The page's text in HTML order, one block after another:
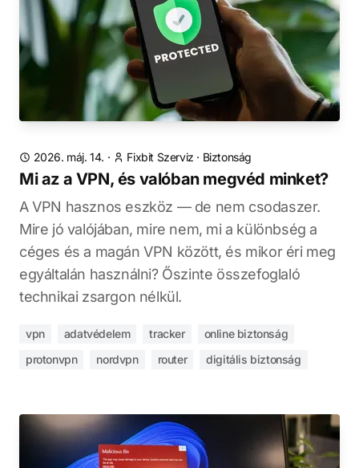
2026. máj. 14. · Fixbit Szerviz · Biztonság
Mi az a VPN, és valóban megvéd minket?
A VPN hasznos eszköz — de nem csodaszer.
Mire jó valójában, mire nem, mi a különbség a
céges és a magán VPN között, és mikor éri meg
egyáltalán használni? Őszinte összefoglaló
technikai zsargon nélkül.
vpn adatvédelem tracker
online biztonság
protonvpn
nordvpn router digitális biztonság